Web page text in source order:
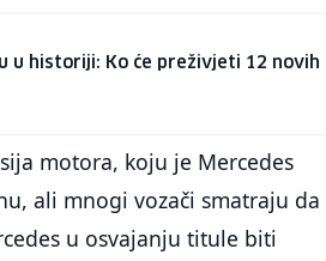
u historiji: Ko će preživjeti 12 novih
motora, koju je Mercedes
ali mnogi vozači smatraju da
u osvajanju titule biti